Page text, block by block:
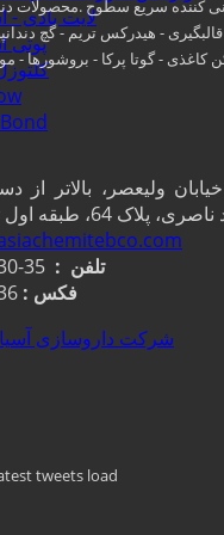
لایت بادی
پوتی
کننده سریع سطوح .محصولات
- هيدركس تريم - گچ
کاغذی - گوتا پرکا - بروشورها -
ولیعصر، بالاتر از
طبقه اول تجاری، واحد26
تلفن :
فکس :
شرکت داروسازی
tweets load